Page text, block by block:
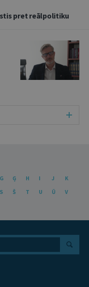
pret reālpolitiku
G Ģ H I J
K
S Š T U Ū
V